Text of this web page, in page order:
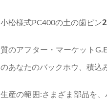
小松様式PC400の土の歯ピン
質のアフター・マーケット
のあなたのバックホウ、積込
生産の範囲:さまざま部品を